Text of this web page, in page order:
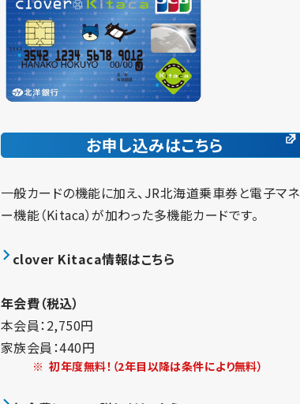
お申し込みはこちら
一般カードの機能に加え、JR北海道乗車券と電子マネ
ー機能（Kitaca）が加わった多機能カードです。
clover Kitaca情報はこちら
年会費（税込）
本会員：2,750円
家族会員：440円
※ 初年度無料！（2年目以降は条件により無料）